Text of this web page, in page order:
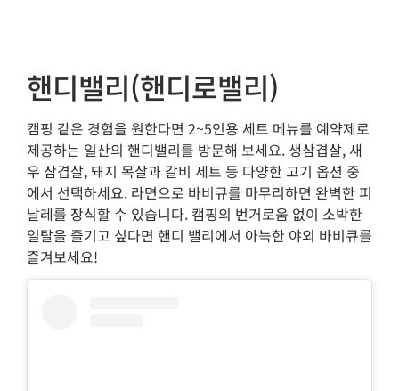
핸디밸리(핸디로밸리)
캠핑 같은 경험을 원한다면 2~5인용 세트 메뉴를 예약제로
제공하는 일산의 핸디밸리를 방문해 보세요. 생삼겹살, 새
우 삼겹살, 돼지 목살과 갈비 세트 등 다양한 고기 옵션 중
에서 선택하세요. 라면으로 바비큐를 마무리하면 완벽한 피
날레를 장식할 수 있습니다. 캠핑의 번거로움 없이 소박한
일탈을 즐기고 싶다면 핸디 밸리에서 아늑한 야외 바비큐를
즐겨보세요!